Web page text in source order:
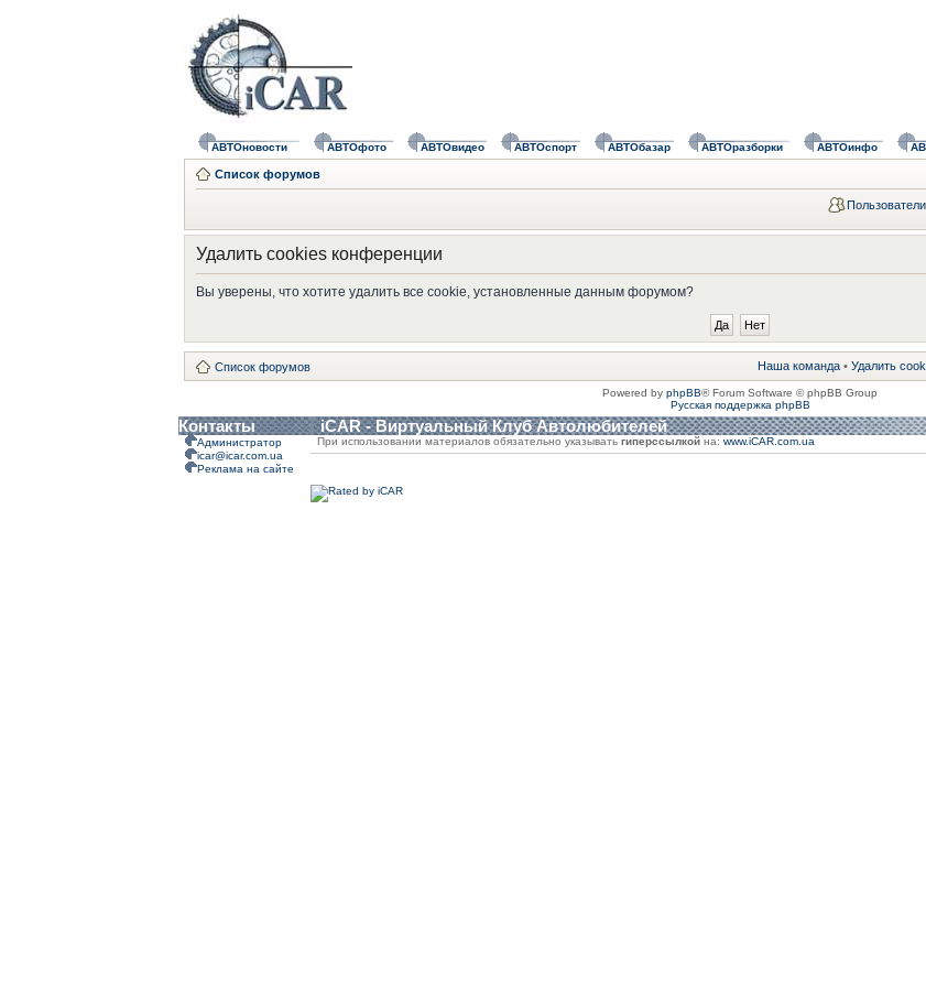
АВТОновости АВТОфото АВТОвидео АВТОспорт АВТОбазар АВТОразборки АВТОинфо
Список форумов
Пользователи
Удалить cookies конференции
Вы уверены, что хотите удалить все cookie, установленные данным форумом?
Список форумов Наша команда • Удалить
Powered by phpBB® Forum Software © phpBB Group
Русская поддержка phpBB
Контакты iCAR - Виртуальный Клуб Автолюбителей
Администратор
icar@icar.com.ua
Реклама на сайте
При использовании материалов обязательно указывать гиперссылкой на: www.iCAR.com.ua